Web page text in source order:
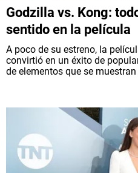
Godzilla vs. Kong:
sentido en la película
A poco de su estreno, la
convirtió en un éxito de
de elementos que se muestran